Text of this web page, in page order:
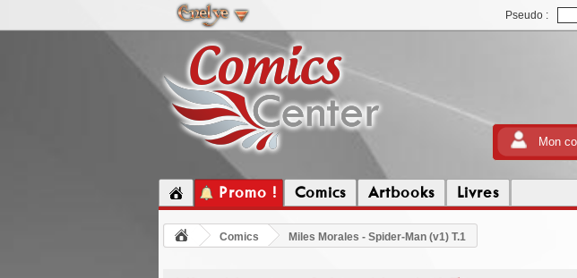
Pseudo :
Mon
Promo ! Comics Artbooks Livres
Comics Miles Morales - Spider-Man (v1) T.1